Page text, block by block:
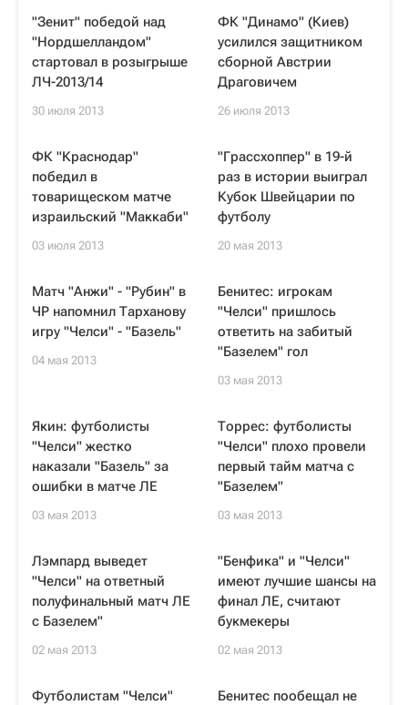
"Зенит" победой над
"Нордшелландом"
стартовал в розыгрыше
ЛЧ-2013/14
30 июля 2013
ФК "Динамо" (Киев)
усилился защитником
сборной Австрии
Драговичем
26 июля 2013
ФК "Краснодар"
победил в
товарищеском матче
израильский "Маккаби"
03 июля 2013
"Грассхоппер" в 19-й
раз в истории выиграл
Кубок Швейцарии по
футболу
20 мая 2013
Матч "Анжи" - "Рубин" в
ЧР напомнил Тарханову
игру "Челси" - "Базель"
04 мая 2013
Бенитес: игрокам
"Челси" пришлось
ответить на забитый
"Базелем" гол
03 мая 2013
Якин: футболисты
"Челси" жестко
наказали "Базель" за
ошибки в матче ЛЕ
03 мая 2013
Торрес: футболисты
"Челси" плохо провели
первый тайм матча с
"Базелем"
03 мая 2013
Лэмпард выведет
"Челси" на ответный
полуфинальный матч ЛЕ
с Базелем"
02 мая 2013
"Бенфика" и "Челси"
имеют лучшие шансы на
финал ЛЕ, считают
букмекеры
02 мая 2013
Футболистам "Челси"
Бенитес пообещал не